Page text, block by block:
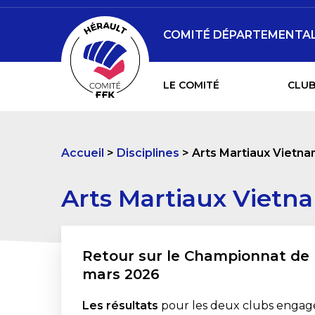
LE COMITÉ
COMITÉ
Accueil Disciplines Arts Martiaux
Arts Martiaux
Retour sur le Championnat
mars 2026
Les résultats pour les deux clubs